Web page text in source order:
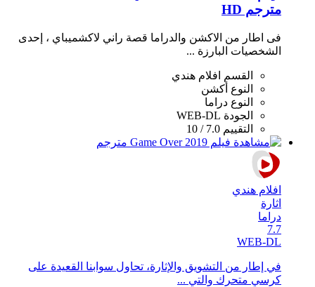
مترجم HD
فى اطار من الاكشن والدراما قصة راني لاكشميباي ، إحدى
الشخصيات البارزة ...
القسم
افلام هندي
النوع أكشن
النوع دراما
الجودة WEB-DL
التقييم 7.0 / 10
افلام هندي
اثارة
دراما
7.7
WEB-DL
في إطار من التشويق واﻹثارة، تحاول سوابنا القعيدة على
كرسي متحرك والتي ...